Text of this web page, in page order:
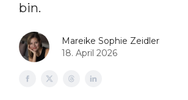
bin.
Mareike Sophie Zeidler
18. April 2026